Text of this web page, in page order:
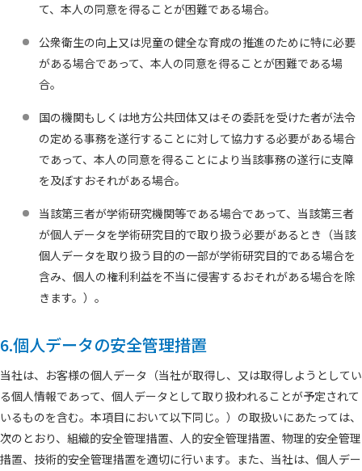
て、本人の同意を得ることが困難である場合。
公衆衛生の向上又は児童の健全な育成の推進のために特に必要
がある場合であって、本人の同意を得ることが困難である場
合。
国の機関もしくは地方公共団体又はその委託を受けた者が法令
の定める事務を遂行することに対して協力する必要がある場合
であって、本人の同意を得ることにより当該事務の遂行に支障
を及ぼすおそれがある場合。
当該第三者が学術研究機関等である場合であって、当該第三者
が個人データを学術研究目的で取り扱う必要があるとき（当該
個人データを取り扱う目的の一部が学術研究目的である場合を
含み、個人の権利利益を不当に侵害するおそれがある場合を除
きます。）。
6.個人データの安全管理措置
当社は、お客様の個人データ（当社が取得し、又は取得しようとしてい
る個人情報であって、個人データとして取り扱われることが予定されて
いるものを含む。本項目において以下同じ。）の取扱いにあたっては、
次のとおり、組織的安全管理措置、人的安全管理措置、物理的安全管理
措置、技術的安全管理措置を適切に行います。また、当社は、個人デー